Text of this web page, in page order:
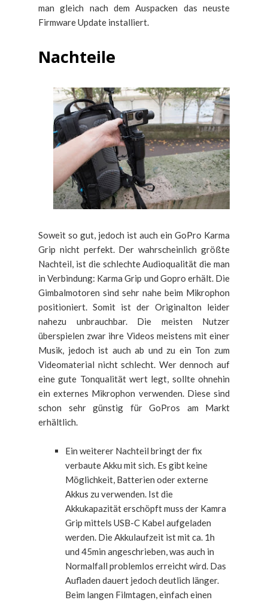
man gleich nach dem Auspacken das neuste
Firmware Update installiert.
Nachteile
Soweit so gut, jedoch ist auch ein GoPro Karma
Grip nicht perfekt. Der wahrscheinlich größte
Nachteil, ist die schlechte Audioqualität die man
in Verbindung: Karma Grip und Gopro erhält. Die
Gimbalmotoren sind sehr nahe beim Mikrophon
positioniert. Somit ist der Originalton leider
nahezu unbrauchbar. Die meisten Nutzer
überspielen zwar ihre Videos meistens mit einer
Musik, jedoch ist auch ab und zu ein Ton zum
Videomaterial nicht schlecht. Wer dennoch auf
eine gute Tonqualität wert legt, sollte ohnehin
ein externes Mikrophon verwenden. Diese sind
schon sehr günstig für GoPros am Markt
erhältlich.
Ein weiterer Nachteil bringt der fix
verbaute Akku mit sich. Es gibt keine
Möglichkeit, Batterien oder externe
Akkus zu verwenden. Ist die
Akkukapazität erschöpft muss der Kamra
Grip mittels USB-C Kabel aufgeladen
werden. Die Akkulaufzeit ist mit ca. 1h
und 45min angeschrieben, was auch in
Normalfall problemlos erreicht wird. Das
Aufladen dauert jedoch deutlich länger.
Beim langen Filmtagen, einfach einen